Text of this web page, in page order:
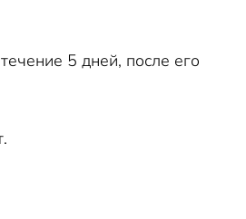
5 дней, после его